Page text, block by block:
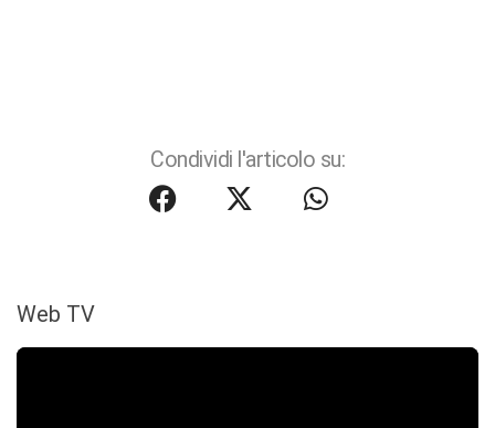
Condividi l'articolo su:
Web TV